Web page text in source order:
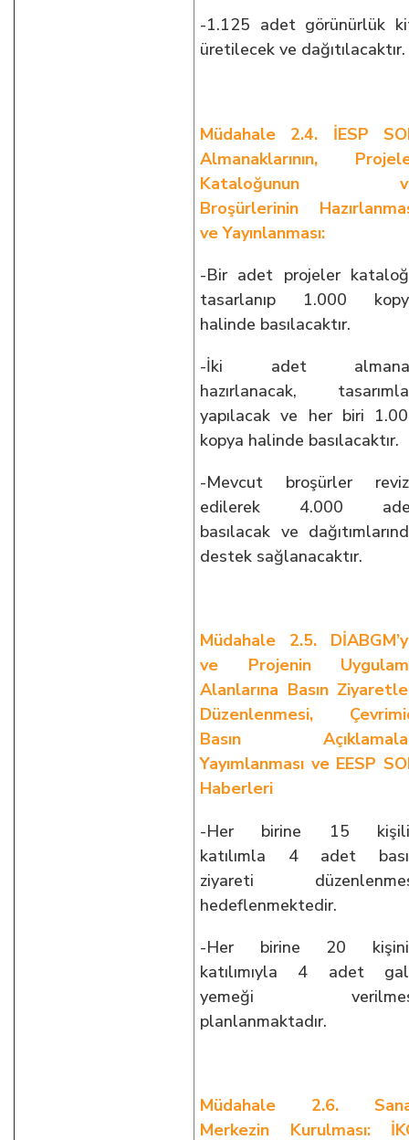
-1.125 adet görünürlük
üretilecek ve dağıtılacaktır.
Müdahale 2.4. İESP
Almanaklarının,
Kataloğunun
Broşürlerinin
ve Yayınlanması:
-Bir adet projeler
tasarlanıp 1.000
halinde basılacaktır.
-İki adet
hazırlanacak,
yapılacak ve her biri
kopya halinde basılacaktır.
-Mevcut broşürler
edilerek 4.000
basılacak ve
destek sağlanacaktır.
Müdahale 2.5.
ve Projenin
Alanlarına Basın
Düzenlenmesi,
Basın
Yayımlanması ve EESP
Haberleri
-Her birine 15
katılımla 4 adet
ziyareti
hedeflenmektedir.
-Her birine 20
katılımıyla 4 adet
yemeği
planlanmaktadır.
Müdahale 2.6.
Merkezin Kurulması: